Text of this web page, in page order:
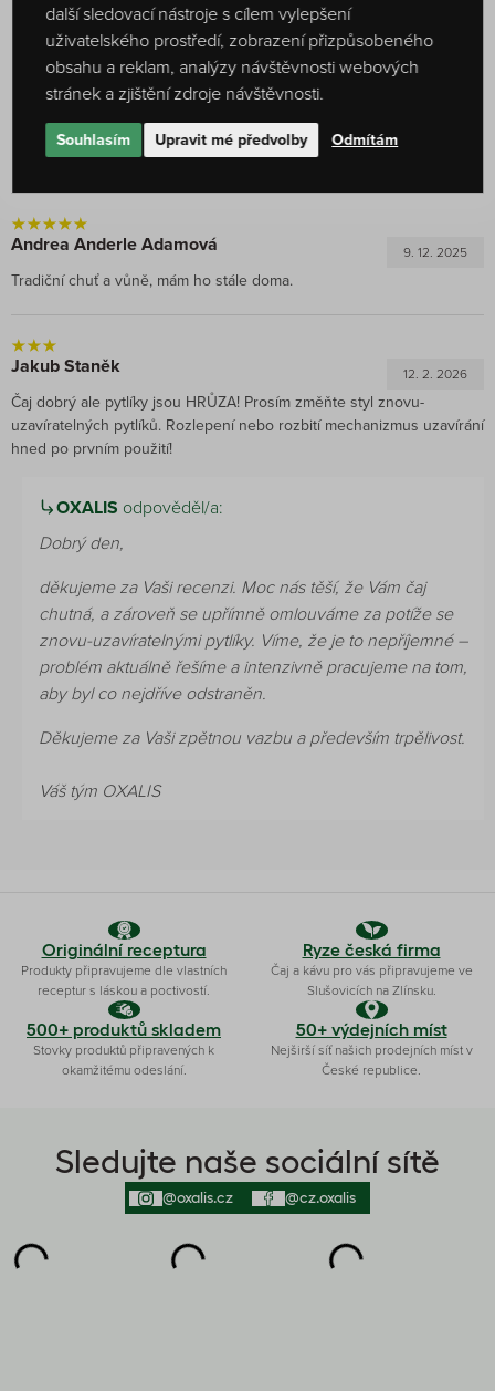
obalu. Na zlepšení intenzivně pracujeme a věříme, že se
nám podaří tento problém co nejdříve odstranit.
Děkujeme za Vaši zpětnou vazbu a především trpělivost.
Váš tým OXALIS
Andrea Anderle Adamová 9. 12. 2025
Tradiční chuť a vůně, mám ho stále doma.
Jakub Staněk 12. 2. 2026
Čaj dobrý ale pytlíky jsou HRŮZA! Prosím změňte styl znovu-
uzavíratelných pytlíků. Rozlepení nebo rozbití mechanizmus uzavírání
hned po prvním použití!
OXALIS odpověděl/a:
Dobrý den,
děkujeme za Vaši recenzi. Moc nás těší, že Vám čaj
chutná, a zároveň se upřímně omlouváme za potíže se
znovu-uzavíratelnými pytlíky. Víme, že je to nepříjemné –
problém aktuálně řešíme a intenzivně pracujeme na tom,
aby byl co nejdříve odstraněn.
Děkujeme za Vaši zpětnou vazbu a především trpělivost.
Váš tým OXALIS
Originální receptura
Produkty připravujeme dle vlastních
receptur s láskou a poctivostí.
Ryze česká firma
Čaj a kávu pro vás připravujeme ve
Slušovicích na Zlínsku.
500+ produktů skladem
Stovky produktů připravených k
okamžitému odeslání.
50+ výdejních míst
Nejširší síť našich prodejních míst v
České republice.
Sledujte naše sociální sítě
@oxalis.cz @cz.oxalis
další sledovací nástroje s cílem vylepšení
uživatelského prostředí, zobrazení přizpůsobeného
obsahu a reklam, analýzy návštěvnosti webových
stránek a zjištění zdroje návštěvnosti.
Souhlasím Upravit mé předvolby Odmítám